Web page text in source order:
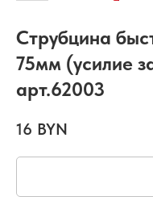
Струбцина
75мм (усилие
арт.62003
16 BYN